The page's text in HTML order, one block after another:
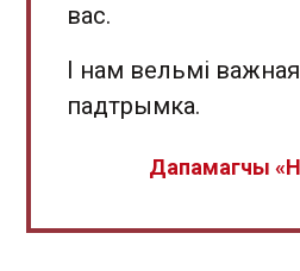
вас.
І нам вельмі
падтрымка.
Дапамагчы